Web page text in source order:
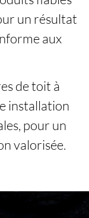
un résultat
aux
de toit à
installation
pour un
valorisée.